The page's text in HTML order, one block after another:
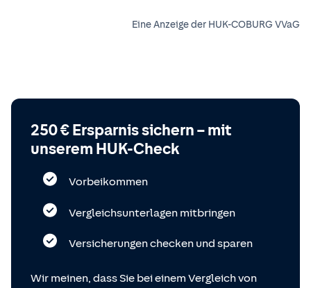
Eine Anzeige der HUK-COBURG VVaG
250 € Ersparnis sichern – mit
unserem HUK-Check
Vorbeikommen
Vergleichsunterlagen mitbringen
Versicherungen checken und sparen
Wir meinen, dass Sie bei einem Vergleich von